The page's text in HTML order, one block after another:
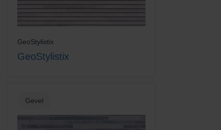
GeoStylistix
GeoStylistix
Gevel